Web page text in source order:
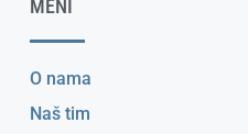
MENI
O nama
Naš tim